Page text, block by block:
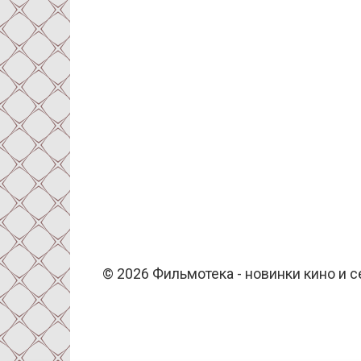
© 2026 Фильмотека - новинки кино и